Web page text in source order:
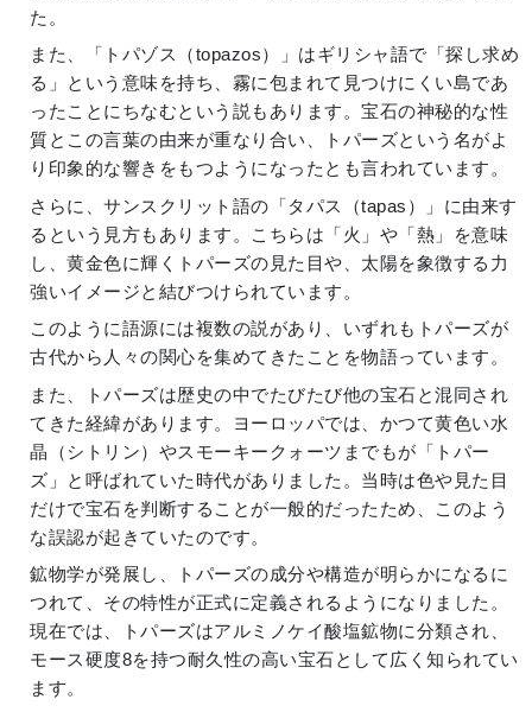
た。
また、「トパゾス（topazos）」はギリシャ語で「探し求め
る」という意味を持ち、霧に包まれて見つけにくい島であ
ったことにちなむという説もあります。宝石の神秘的な性
質とこの言葉の由来が重なり合い、トパーズという名がよ
り印象的な響きをもつようになったとも言われています。
さらに、サンスクリット語の「タパス（tapas）」に由来す
るという見方もあります。こちらは「火」や「熱」を意味
し、黄金色に輝くトパーズの見た目や、太陽を象徴する力
強いイメージと結びつけられています。
このように語源には複数の説があり、いずれもトパーズが
古代から人々の関心を集めてきたことを物語っています。
また、トパーズは歴史の中でたびたび他の宝石と混同され
てきた経緯があります。ヨーロッパでは、かつて黄色い水
晶（シトリン）やスモーキークォーツまでもが「トパー
ズ」と呼ばれていた時代がありました。当時は色や見た目
だけで宝石を判断することが一般的だったため、このよう
な誤認が起きていたのです。
鉱物学が発展し、トパーズの成分や構造が明らかになるに
つれて、その特性が正式に定義されるようになりました。
現在では、トパーズはアルミノケイ酸塩鉱物に分類され、
モース硬度8を持つ耐久性の高い宝石として広く知られてい
ます。